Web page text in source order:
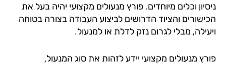
וכלים מיוחדים. פורץ מנעולים מקצועי יהיה בעל את
והציוד הדרושים לביצוע העבודה בצורה בטוחה
מבלי לגרום נזק לדלת או למנעול.
מנעולים מקצועי יידע לזהות את סוג המנעול,